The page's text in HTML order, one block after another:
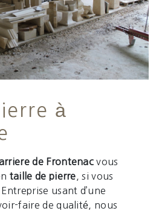
à
de Frontenac vous
taille de pierre , si vous
. Entreprise usant d’une
faire de qualité, nous